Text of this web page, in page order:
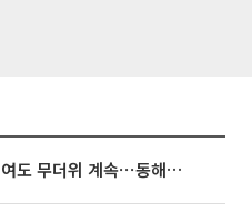
[내일 날씨] 폭염 한풀 꺾여도 무더위 계속⋯동해안 이틀 연속 비